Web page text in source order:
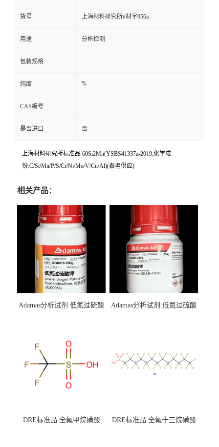
货号 上海材料研究所#材字956a
用途 分析检测
包装规格
纯度 %
CAS编号
是否进口 否
上海材料研究所标准品 60Si2Mn(YSBS41337a-2019;化学成
份:C/Si/Mn/P/S/Cr/Ni/Mo/V/Cu/Al)(泰坦供应)
相关产品：
Adamas分析试剂 低氮过硫酸
（泰坦现货供应）
Adamas分析试剂 低氮过硫酸
DRE标准品 全氟甲烷磺酸
DRE标准品 全氟十三烷磺酸